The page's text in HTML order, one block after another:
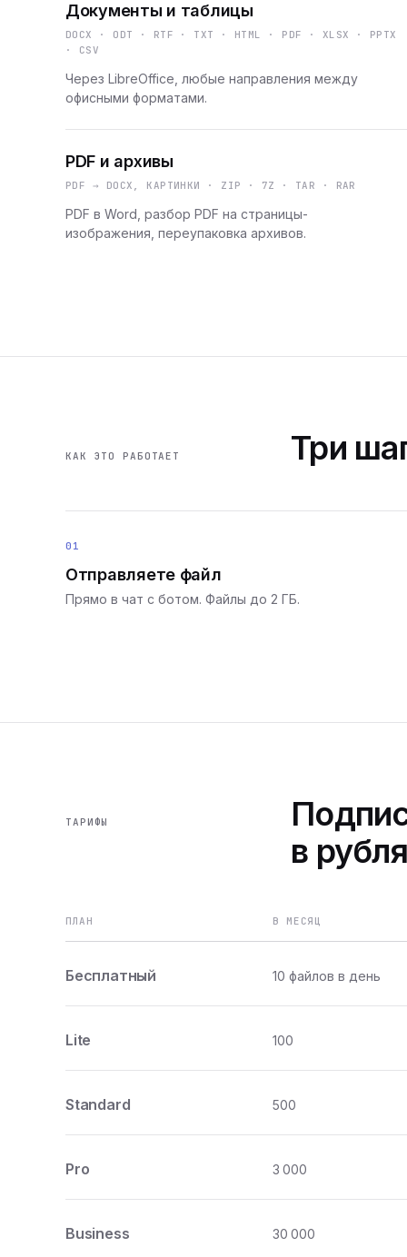
Документы и таблицы
DOCX · ODT · RTF · TXT · HTML · PDF · XLSX · PPTX
· CSV
Через LibreOffice, любые направления между
офисными форматами.
PDF и архивы
PDF → DOCX, КАРТИНКИ · ZIP · 7Z · TAR · RAR
PDF в Word, разбор PDF на страницы-
изображения, переупаковка архивов.
КАК ЭТО РАБОТАЕТ Три
01
Отправляете файл
Прямо в чат с ботом. Файлы до 2 ГБ.
ТАРИФЫ
в
ПЛАН В МЕСЯЦ
Бесплатный 10 файлов в день
Lite 100
Standard 500
Pro 3 000
Business 30 000